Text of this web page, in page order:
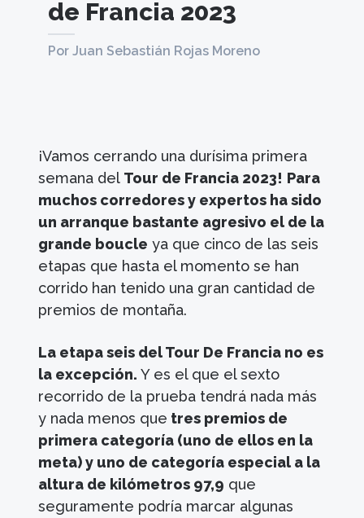
de Francia 2023
Por Juan Sebastián Rojas Moreno
¡Vamos cerrando una durísima primera
semana del Tour de Francia 2023! Para
muchos corredores y expertos ha sido
un arranque bastante agresivo el de la
grande boucle ya que cinco de las seis
etapas que hasta el momento se han
corrido han tenido una gran cantidad de
premios de montaña.
La etapa seis del Tour De Francia no es
la excepción.Y es el que el sexto
recorrido de la prueba tendrá nada más
y nada menos que tres premios de
primera categoría (uno de ellos en la
meta) y uno de categoría especial a la
altura de kilómetros 97,9 que
seguramente podría marcar algunas